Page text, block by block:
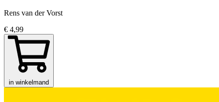
Rens van der Vorst
€ 4,99
in winkelmand